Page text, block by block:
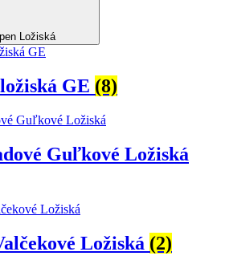
Ložiská
GE (8)
Guľkové Ložiská
Ložiská (2)